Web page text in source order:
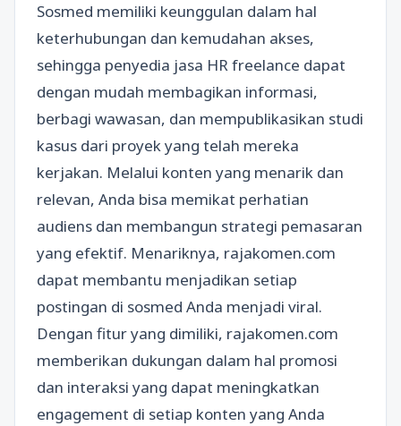
Sosmed memiliki keunggulan dalam hal
keterhubungan dan kemudahan akses,
sehingga penyedia jasa HR freelance dapat
dengan mudah membagikan informasi,
berbagi wawasan, dan mempublikasikan studi
kasus dari proyek yang telah mereka
kerjakan. Melalui konten yang menarik dan
relevan, Anda bisa memikat perhatian
audiens dan membangun strategi pemasaran
yang efektif. Menariknya, rajakomen.com
dapat membantu menjadikan setiap
postingan di sosmed Anda menjadi viral.
Dengan fitur yang dimiliki, rajakomen.com
memberikan dukungan dalam hal promosi
dan interaksi yang dapat meningkatkan
engagement di setiap konten yang Anda